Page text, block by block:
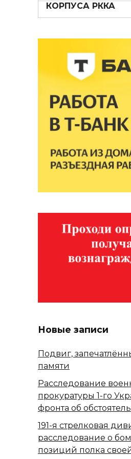
КОРПУСА РККА
Новые записи
Подвиг,
памяти
Расследование
прокуратуры 1-го
фронта об
191-я стрелковая
расследование о
позиций полка